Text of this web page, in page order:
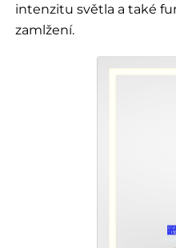
intenzitu světla a také
zamlžení.